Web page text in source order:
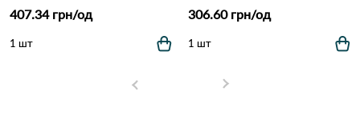
407.34 грн/од
1 шт
306.60 грн/од
1 шт